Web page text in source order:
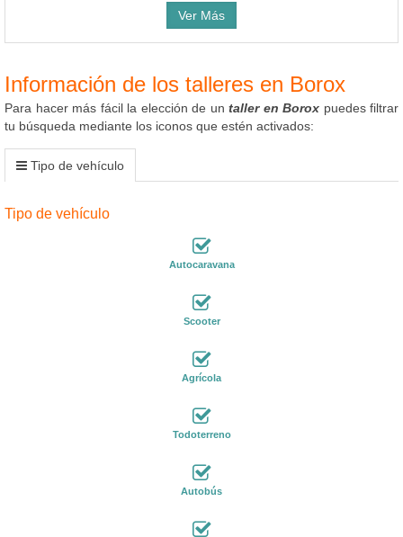
Ver Más
Información de los talleres en Borox
Para hacer más fácil la elección de un taller en Borox puedes filtrar
tu búsqueda mediante los iconos que estén activados:
Tipo de vehículo
Tipo de vehículo
Autocaravana
Scooter
Agrícola
Todoterreno
Autobús